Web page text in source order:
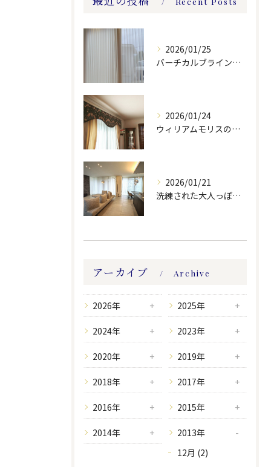
2026/01/25
バーチカルブラインドのレース付きツーウェイスタイル
2026/01/24
ウィリアムモリスの生地ででバランスを製作しました。
2026/01/21
洗練された大人っぽい空間。
アーカイブ Archive
2026年 2025年
2024年 2023年
2020年 2019年
2018年 2017年
2016年 2015年
2014年
2013年
12月 (2)